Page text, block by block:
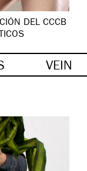
DEL CCCB
VEIN